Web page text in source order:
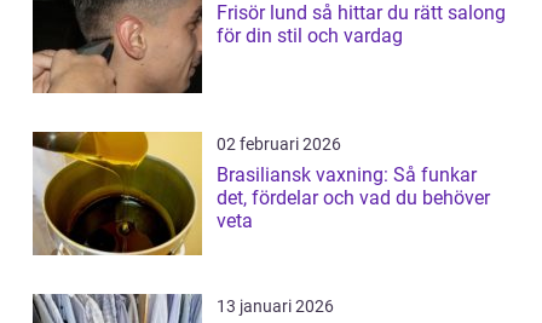
Frisör lund så hittar du rätt salong
för din stil och vardag
02 februari 2026
Brasiliansk vaxning: Så funkar
det, fördelar och vad du behöver
veta
13 januari 2026